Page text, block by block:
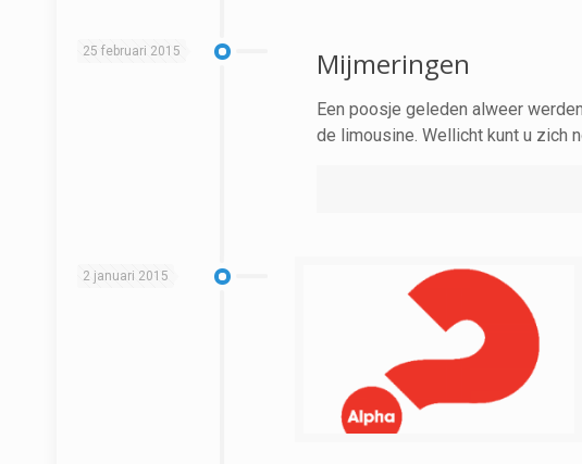
25 februari 2015 Mijmeringen
Een poosje geleden alweer
de limousine. Wellicht kunt u zich
2 januari 2015